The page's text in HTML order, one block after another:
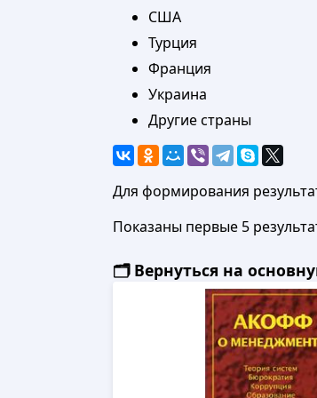
США
Турция
Франция
Украина
Другие страны
Для формирования
Показаны первые 5
🗂️ Вернуться на